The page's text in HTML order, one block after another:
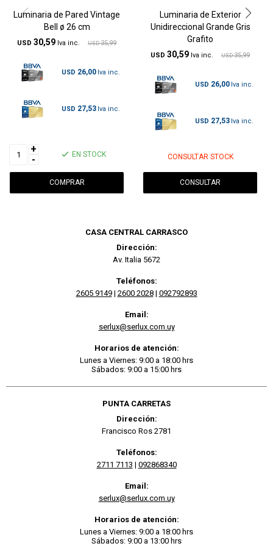
Luminaria de Pared Vintage
Bell ø 26 cm
USD 30,59 USD 35,99
USD 26,00
USD 27,53
+
-
EN STOCK
Luminaria de Exterior
Unidireccional Grande Gris
Grafito
USD 30,59 USD 35,99
USD 26,00
USD 27,53
CONSULTAR STOCK
CONSULTAR
CASA CENTRAL CARRASCO
Dirección:
Av. Italia 5672
Teléfonos:
2605 9149| 2600 2028| 092792893
Email:
serlux@serlux.com.uy
Horarios de atención:
Lunes a Viernes: 9:00 a 18:00 hrs
Sábados: 9:00 a 15:00 hrs
PUNTA CARRETAS
Dirección:
Francisco Ros 2781
Teléfonos:
2711 7113 | 092868340
Email:
serlux@serlux.com.uy
Horarios de atención:
Lunes a Viernes: 9:00 a 18:00 hrs
Sábados: 9:00 a 13:00 hrs